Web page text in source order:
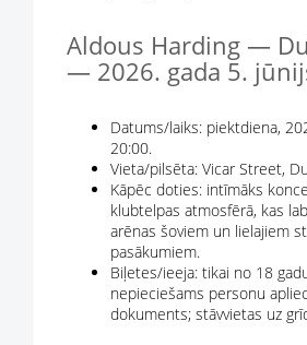
Aldous Harding —
— 2026. gada 5.
Datums/laiks: piektdiena,
20:00.
Vieta/pilsēta: Vicar Street,
Kāpēc doties: intīmāks
klubtelpas atmosfērā, kas
arēnas šoviem un lielajiem
pasākumiem.
Biļetes/ieeja: tikai no 18
nepieciešams personu
dokuments; stāvvietas uz